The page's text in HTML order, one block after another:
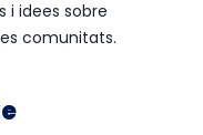
i idees sobre
comunitats.